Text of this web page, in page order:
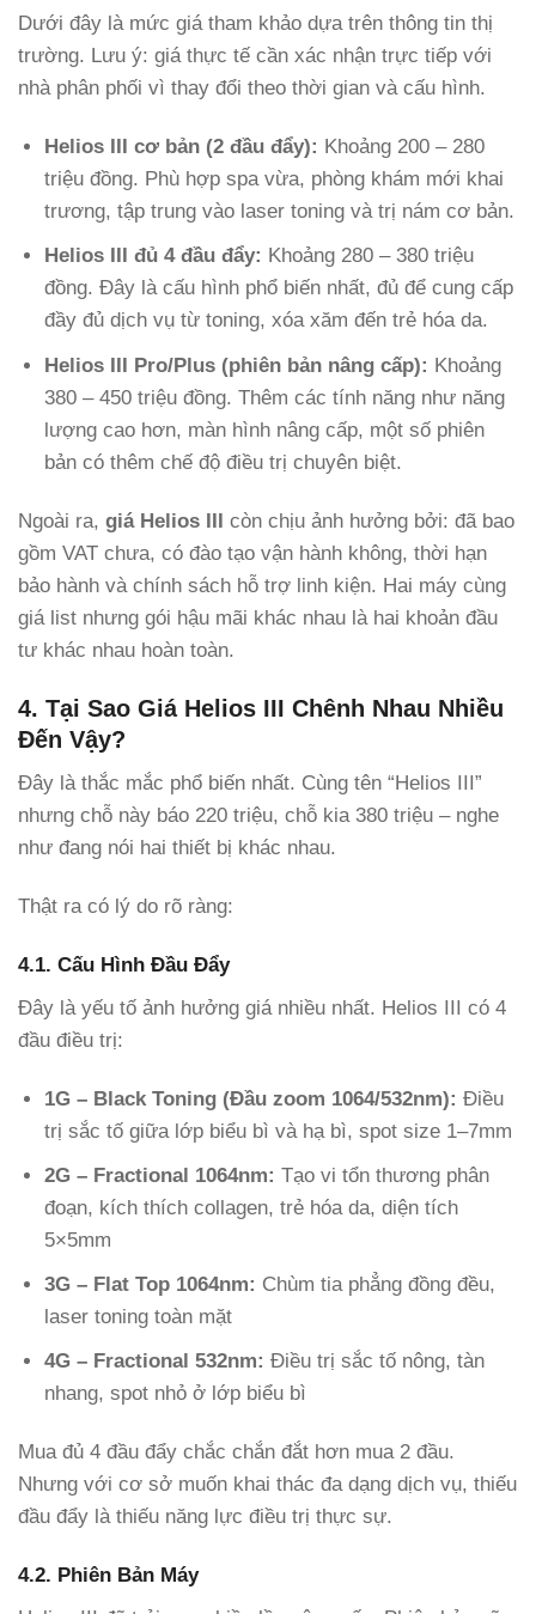
Dưới đây là mức giá tham khảo dựa trên thông tin thị
trường. Lưu ý: giá thực tế cần xác nhận trực tiếp với
nhà phân phối vì thay đổi theo thời gian và cấu hình.
Helios III cơ bản (2 đầu đẩy): Khoảng 200 – 280
triệu đồng. Phù hợp spa vừa, phòng khám mới khai
trương, tập trung vào laser toning và trị nám cơ bản.
Helios III đủ 4 đầu đẩy: Khoảng 280 – 380 triệu
đồng. Đây là cấu hình phổ biến nhất, đủ để cung cấp
đầy đủ dịch vụ từ toning, xóa xăm đến trẻ hóa da.
Helios III Pro/Plus (phiên bản nâng cấp): Khoảng
380 – 450 triệu đồng. Thêm các tính năng như năng
lượng cao hơn, màn hình nâng cấp, một số phiên
bản có thêm chế độ điều trị chuyên biệt.
Ngoài ra, giá Helios III còn chịu ảnh hưởng bởi: đã bao
gồm VAT chưa, có đào tạo vận hành không, thời hạn
bảo hành và chính sách hỗ trợ linh kiện. Hai máy cùng
giá list nhưng gói hậu mãi khác nhau là hai khoản đầu
tư khác nhau hoàn toàn.
4. Tại Sao Giá Helios III Chênh Nhau Nhiều
Đến Vậy?
Đây là thắc mắc phổ biến nhất. Cùng tên “Helios III”
nhưng chỗ này báo 220 triệu, chỗ kia 380 triệu – nghe
như đang nói hai thiết bị khác nhau.
Thật ra có lý do rõ ràng:
4.1. Cấu Hình Đầu Đẩy
Đây là yếu tố ảnh hưởng giá nhiều nhất. Helios III có 4
đầu điều trị:
1G – Black Toning (Đầu zoom 1064/532nm): Điều
trị sắc tố giữa lớp biểu bì và hạ bì, spot size 1–7mm
2G – Fractional 1064nm: Tạo vi tổn thương phân
đoạn, kích thích collagen, trẻ hóa da, diện tích
5×5mm
3G – Flat Top 1064nm: Chùm tia phẳng đồng đều,
laser toning toàn mặt
4G – Fractional 532nm: Điều trị sắc tố nông, tàn
nhang, spot nhỏ ở lớp biểu bì
Mua đủ 4 đầu đẩy chắc chắn đắt hơn mua 2 đầu.
Nhưng với cơ sở muốn khai thác đa dạng dịch vụ, thiếu
đầu đẩy là thiếu năng lực điều trị thực sự.
4.2. Phiên Bản Máy